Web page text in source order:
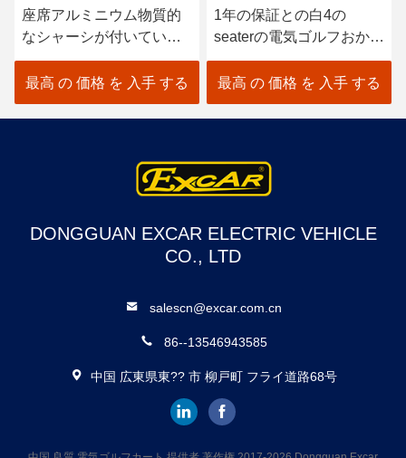
座席アルミニウム物質的
なシャーシが付いている
大きい電気ゴルフ バギー
最高 の 価格 を 入手 する
1年の保証との白4の
seaterの電気ゴルフおかし
な48V 3.7KW
最高 の 価格 を 入手 する
DONGGUAN EXCAR ELECTRIC VEHICLE
CO., LTD
salescn@excar.com.cn
86--13546943585
中国 広東県東?? 市 柳戸町 フライ道路68号